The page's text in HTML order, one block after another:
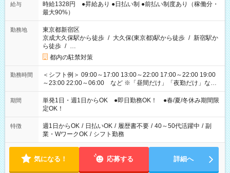
給与
時給1328円 ●昇給あり ●日払い制 ●前払い制度あり（稼働分・
最大90%）
勤務地
東京都新宿区
京成大久保駅から徒歩 / 大久保(東京都)駅から徒歩 / 新宿駅か
ら徒歩 / …
都内の駐禁対策
勤務時間
＜シフト例＞ 09:00～17:00 13:00～22:00 17:00～22:00 19:00
～23:00 22:00～06:00 など ※「昼間だけ」「夜勤だけ」など
の希望OK
期間
単発1日・週1日からOK ●即日勤務OK！ ●春/夏/冬休み期間限
定OK！
特徴 週1日からOK / 日払いOK / 履歴書不要 / 40～50代活躍中 / 副
業・WワークOK / シフト勤務
気になる！ 応募する 詳細へ